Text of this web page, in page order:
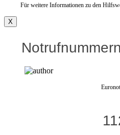
Für weitere Informationen zu den
X